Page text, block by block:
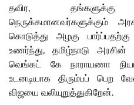
தவிர, தங்களுக்கு
நெருக்கமானவர்களுக்கும்
கொடுத்து அழகு
உணர்ந்து, தமிழ்நாடு அரசின்
வெங்கட் கே நாராயணா
உடனடியாக திரும்பப் பெற
விஜயை வலியுறுத்துகிறேன்.